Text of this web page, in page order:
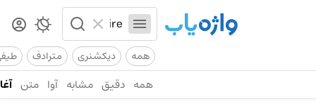
همه دیکشنری مترادف
همه دقیق مشابه آوا متن